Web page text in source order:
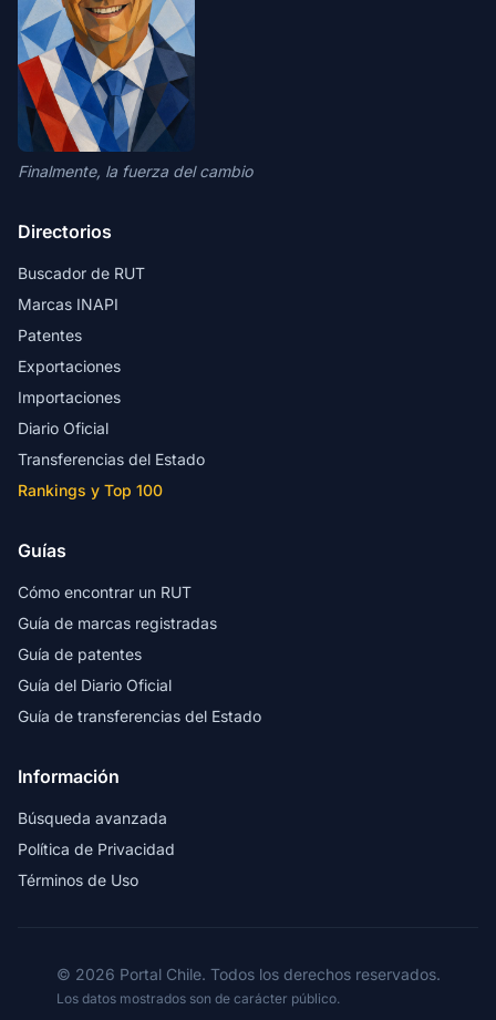
Finalmente, la fuerza del cambio
Directorios
Buscador de RUT
Marcas INAPI
Patentes
Exportaciones
Importaciones
Diario Oficial
Transferencias del Estado
Rankings y Top 100
Guías
Cómo encontrar un RUT
Guía de marcas registradas
Guía de patentes
Guía del Diario Oficial
Guía de transferencias del Estado
Información
Búsqueda avanzada
Política de Privacidad
Términos de Uso
© 2026 Portal Chile. Todos los derechos reservados.
Los datos mostrados son de carácter público.